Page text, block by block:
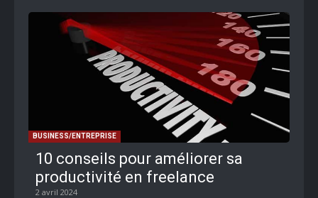
BUSINESS/ENTREPRISE
10 conseils pour améliorer sa
productivité en freelance
2 avril 2024